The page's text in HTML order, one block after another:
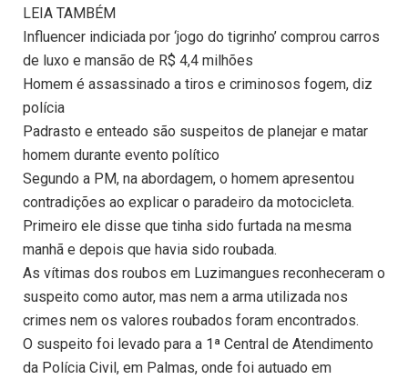
LEIA TAMBÉM
Influencer indiciada por ‘jogo do tigrinho’ comprou carros
de luxo e mansão de R$ 4,4 milhões
Homem é assassinado a tiros e criminosos fogem, diz
polícia
Padrasto e enteado são suspeitos de planejar e matar
homem durante evento político
Segundo a PM, na abordagem, o homem apresentou
contradições ao explicar o paradeiro da motocicleta.
Primeiro ele disse que tinha sido furtada na mesma
manhã e depois que havia sido roubada.
As vítimas dos roubos em Luzimangues reconheceram o
suspeito como autor, mas nem a arma utilizada nos
crimes nem os valores roubados foram encontrados.
O suspeito foi levado para a 1ª Central de Atendimento
da Polícia Civil, em Palmas, onde foi autuado em